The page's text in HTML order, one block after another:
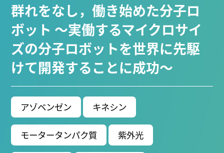
(175)
生命農学研究科 (116)
トランスフォーマティ
ブ生命分子研究所 (75)
環境学研究科 (66)
宇宙地球
環境研究所 (63)
未来材料・システム研究所 (60)
報学研究科 (47)
植物 (33) 機械学習 (31)
高等
研究院 (26)
生物機能開発利用研究センター (24)
境医学研究所 (23)
進化 (23)
未来社会創造機構 (22)
宇宙 (21)
創薬科学研究科 (20)
シロイヌナズ
ナ (19)
オーロラ (17)
Research VIDEOS
群れをなし，働き始めた分子ロ
ボット ～実働するマイクロサイ
ズの分子ロボットを世界に先駆
けて開発することに成功～
アゾベンゼン キネシン
モータータンパク質 紫外光